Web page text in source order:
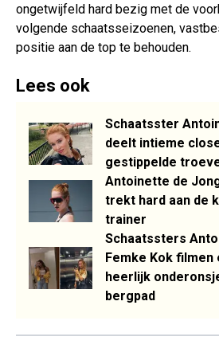
ongetwijfeld hard bezig met de
volgende schaatsseizoenen,
positie aan de top te behouden.
Lees ook
Schaatsster
deelt intieme
gestippelde
Antoinette de
trekt hard aan de
trainer
Schaatssters
Femke Kok
heerlijk
bergpad